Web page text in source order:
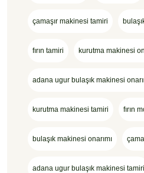
çamaşır makinesi tamiri
fırın tamiri kurutma makinesi
adana ugur bulaşık makinesi
kurutma makinesi tamiri fırın
bulaşık makinesi onarımı
adana ugur bulaşık makinesi tamiri